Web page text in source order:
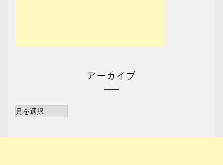
アーカイブ
ア